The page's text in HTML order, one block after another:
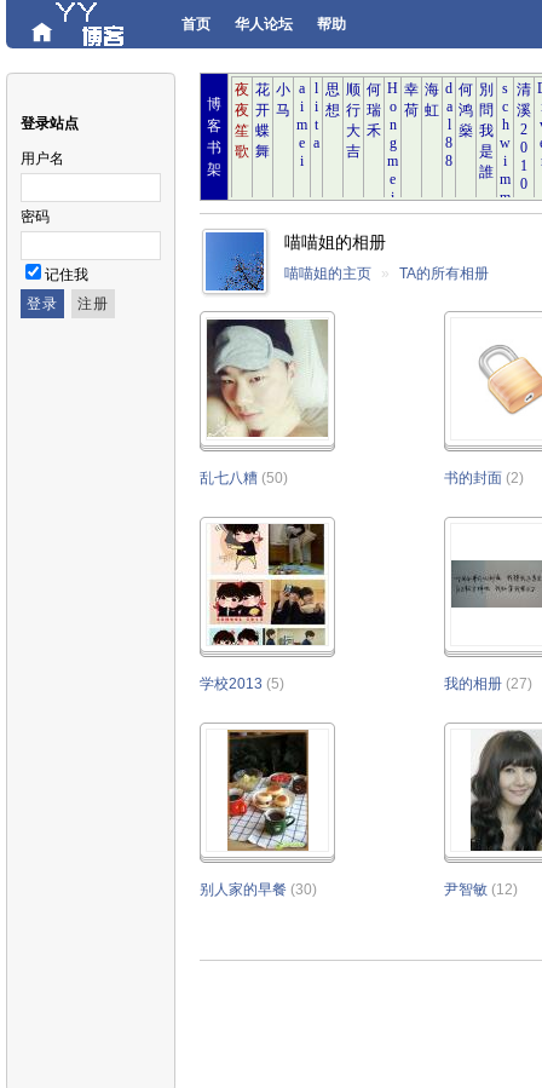
首页 华人论坛 帮助
登录站点
用户名
密码
记住我
博
客
书
架
喵喵姐的相册
喵喵姐的主页 » TA的所有相册
乱七八糟 (50) 书的封面 (2)
学校2013 (5) 我的相册 (27)
别人家的早餐 (30) 尹智敏 (12)